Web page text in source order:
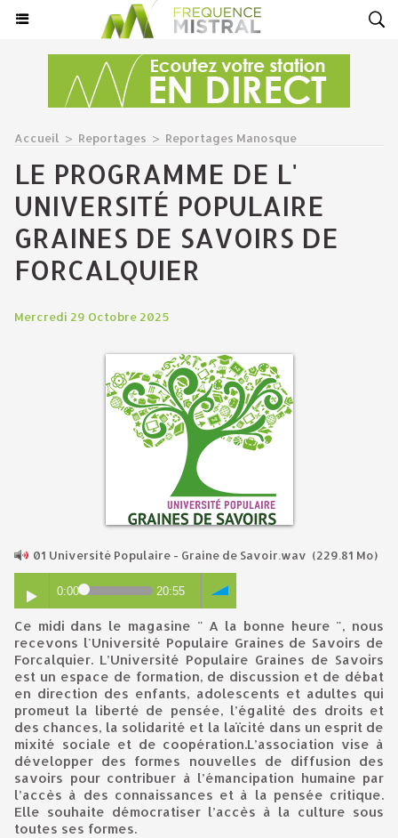
Accueil > Reportages > Reportages Manosque
LE PROGRAMME DE L'
UNIVERSITÉ POPULAIRE
GRAINES DE SAVOIRS DE
FORCALQUIER
Mercredi 29 Octobre 2025
01 Université Populaire - Graine de Savoir.wav (229.81 Mo)
0:00 20:55
Ce midi dans le magasine " A la bonne heure ", nous
recevons l'Université Populaire Graines de Savoirs de
Forcalquier. L’Université Populaire Graines de Savoirs
est un espace de formation, de discussion et de débat
en direction des enfants, adolescents et adultes qui
promeut la liberté de pensée, l’égalité des droits et
des chances, la solidarité et la laïcité dans un esprit de
mixité sociale et de coopération.L’association vise à
développer des formes nouvelles de diffusion des
savoirs pour contribuer à l’émancipation humaine par
l’accès à des connaissances et à la pensée critique.
Elle souhaite démocratiser l’accès à la culture sous
toutes ses formes.